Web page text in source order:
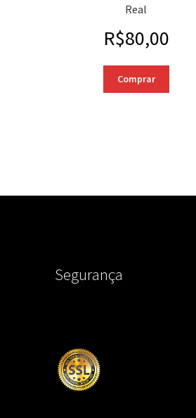
Real
R$80,00
Comprar
Segurança